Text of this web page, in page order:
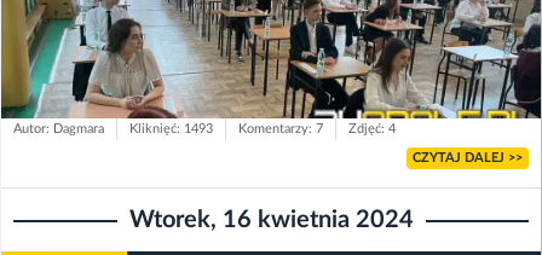
Autor: Dagmara Kliknięć: 1493 Komentarzy: 7 Zdjęć: 4
CZYTAJ DALEJ >>
Wtorek, 16 kwietnia 2024